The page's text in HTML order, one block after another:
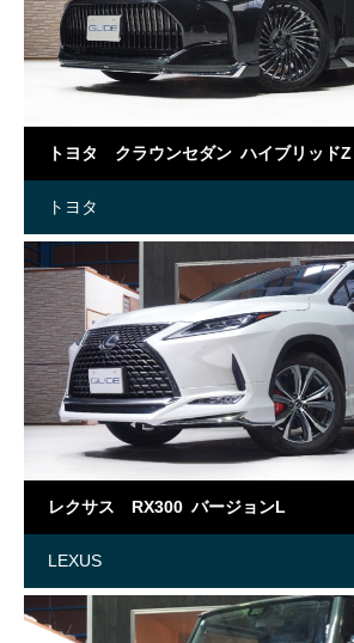
トヨタ クラウンセダン ハイブリッドZ
トヨタ
レクサス RX300 バージョンL
LEXUS